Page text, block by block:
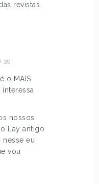
revistas
o MAIS
nossos
Lay antigo
nesse eu
vou